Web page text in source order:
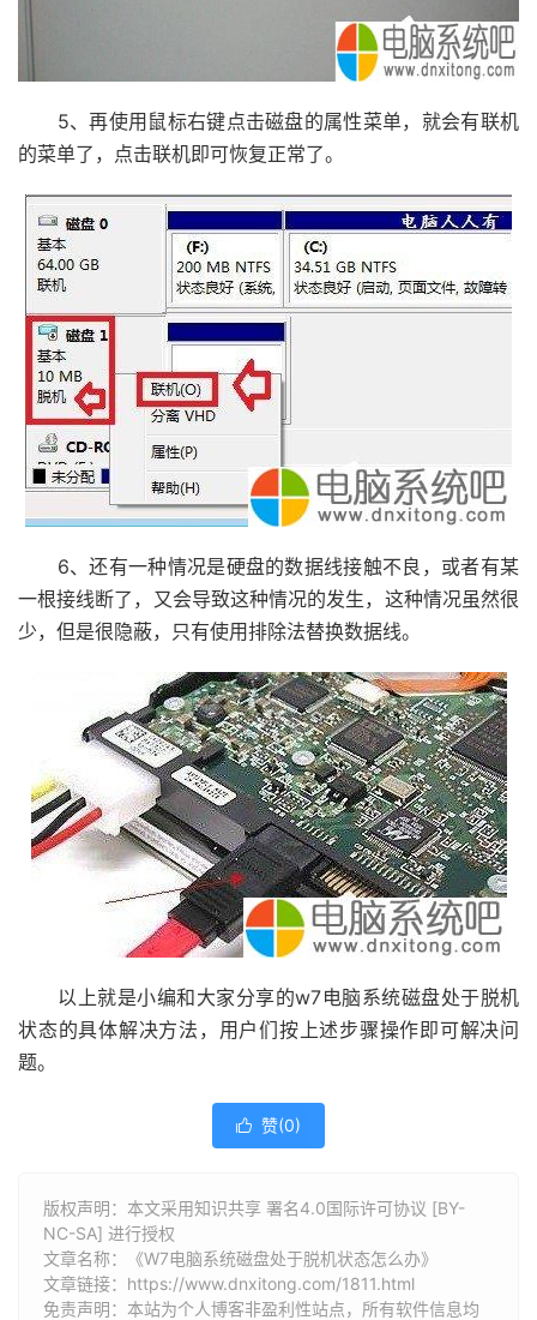
5、再使用鼠标右键点击磁盘的属性菜单，就会有联机
的菜单了，点击联机即可恢复正常了。
6、还有一种情况是硬盘的数据线接触不良，或者有某
一根接线断了，又会导致这种情况的发生，这种情况虽然很
少，但是很隐蔽，只有使用排除法替换数据线。
以上就是小编和大家分享的w7电脑系统磁盘处于脱机
状态的具体解决方法，用户们按上述步骤操作即可解决问
题。
 赞(0)
版权声明：本文采用知识共享 署名4.0国际许可协议 [BY-
NC-SA] 进行授权
文章名称：《W7电脑系统磁盘处于脱机状态怎么办》
文章链接： https://www.dnxitong.com/1811.html
免责声明：本站为个人博客非盈利性站点，所有软件信息均